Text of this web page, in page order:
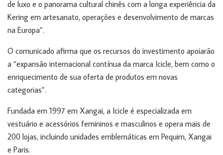
de luxo e o panorama cultural chinês com a longa experiência da
Kering em artesanato, operações e desenvolvimento de marcas
na Europa”.
O comunicado afirma que os recursos do investimento apoiarão
a “expansão internacional contínua da marca Icicle, bem como o
enriquecimento de sua oferta de produtos em novas
categorias”.
Fundada em 1997 em Xangai, a Icicle é especializada em
vestuário e acessórios femininos e masculinos e opera mais de
200 lojas, incluindo unidades emblemáticas em Pequim, Xangai
e Paris.